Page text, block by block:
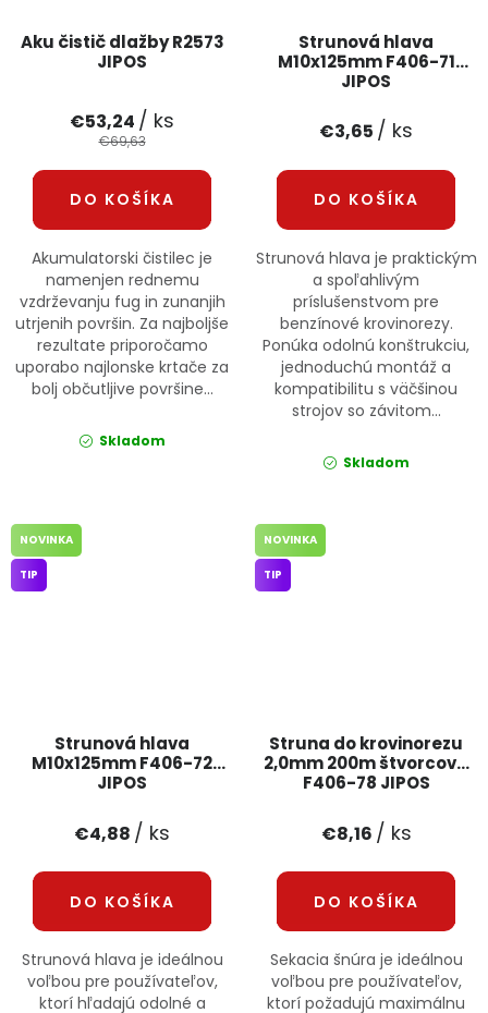
Aku čistič dlažby R2573
JIPOS
€53,24 / ks
€69,63
DO KOŠÍKA
Akumulatorski čistilec je
namenjen rednemu
vzdrževanju fug in zunanjih
utrjenih površin. Za najboljše
rezultate priporočamo
uporabo najlonske krtače za
bolj občutljive površine...
Skladom
Strunová hlava
M10x125mm F406-71
JIPOS
€3,65 / ks
DO KOŠÍKA
Strunová hlava je praktickým
a spoľahlivým
príslušenstvom pre
benzínové krovinorezy.
Ponúka odolnú konštrukciu,
jednoduchú montáž a
kompatibilitu s väčšinou
strojov so závitom...
Skladom
Strunová hlava
M10x125mm F406-72
JIPOS
NOVINKA
TIP
€4,88 / ks
DO KOŠÍKA
Strunová hlava je ideálnou
voľbou pre používateľov,
ktorí hľadajú odolné a
Struna do krovinorezu
2,0mm 200m štvorcová
F406-78 JIPOS
NOVINKA
TIP
€8,16 / ks
DO KOŠÍKA
Sekacia šnúra je ideálnou
voľbou pre používateľov,
ktorí požadujú maximálnu